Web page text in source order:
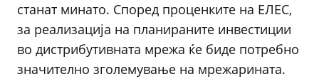
станат минато. Според проценките на ЕЛЕС,
за реализација на планираните инвестиции
во дистрибутивната мрежа ќе биде потребно
значително зголемување на мрежарината.